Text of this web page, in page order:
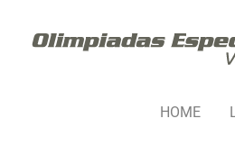
HOME